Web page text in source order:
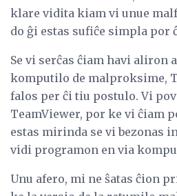
klare vidita kiam vi unue
do ĝi estas sufiĉe simpla por
Se vi serĉas ĉiam havi aliron
komputilo de malproksime,
falos per ĉi tiu postulo. Vi
TeamViewer, por ke vi ĉiam
estas mirinda se vi bezonas
vidi programon en via
Unu afero, mi ne ŝatas ĉion